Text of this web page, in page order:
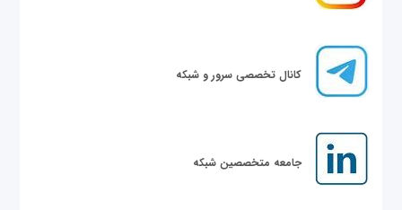
کانال تخصصی سرور و شبکه
جامعه متخصصین شبکه